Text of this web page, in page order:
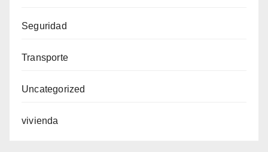
Seguridad
Transporte
Uncategorized
vivienda